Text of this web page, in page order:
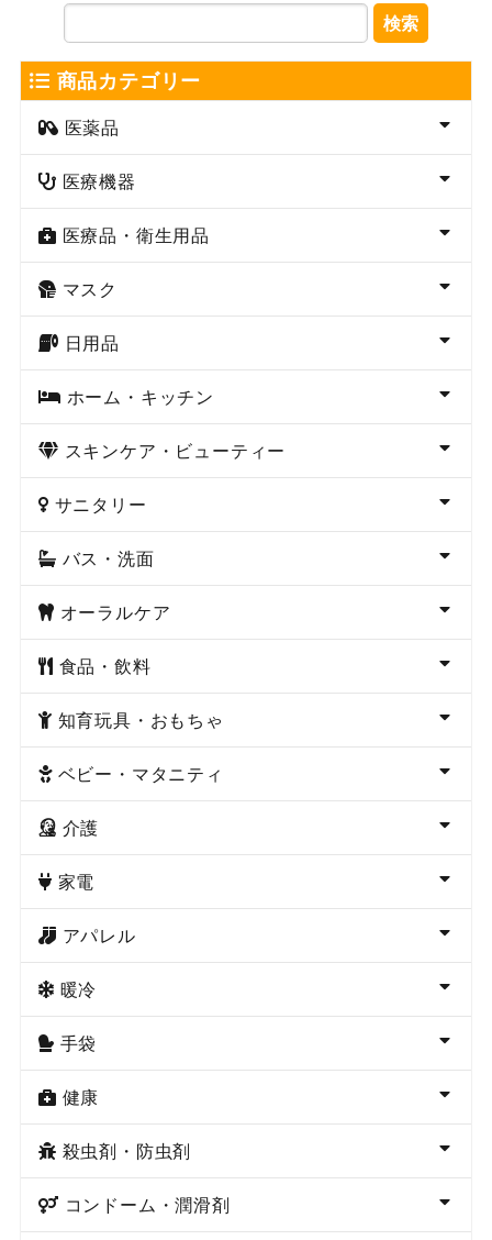
検索
商品カテゴリー
医薬品
医療機器
医療品・衛生用品
マスク
日用品
ホーム・キッチン
スキンケア・ビューティー
サニタリー
バス・洗面
オーラルケア
食品・飲料
知育玩具・おもちゃ
ベビー・マタニティ
介護
家電
アパレル
暖冷
手袋
健康
殺虫剤・防虫剤
コンドーム・潤滑剤